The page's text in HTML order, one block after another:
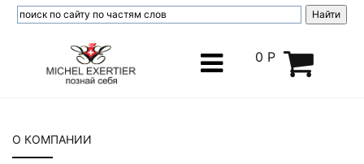
0 Р
О КОМПАНИИ